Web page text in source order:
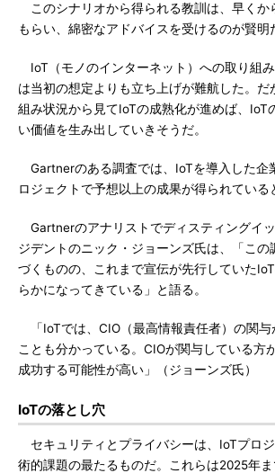
このシナリオから得られる教訓は、早くか
もらい、綿密なアドバイスを受けるのが賢明
IoT（モノのインターネット）への取り組
は当初の想定よりも立ち上げが難航した。だ
組み状況から見てIoTの成熟化が進めば、IoT
い価値を生み出していきそうだ。
Gartnerのある調査では、IoTを導入した企
ロジェクトで予想以上の成果が得られている
Gartnerのアナリストでディスティングイ
ジデントのニック・ジョーンズ氏は、「この
づくものの、これまで宣伝が先行していた
らかになってきている」と語る。
「IoTでは、CIO（最高情報責任者）の関与
ことも分かっている。CIOが関与している方
成功する可能性が高い」（ジョーンズ氏）
IoTの落とし穴
セキュリティとプライバシーは、IoTプロ
術的課題の最たるものだ。これらは2025年